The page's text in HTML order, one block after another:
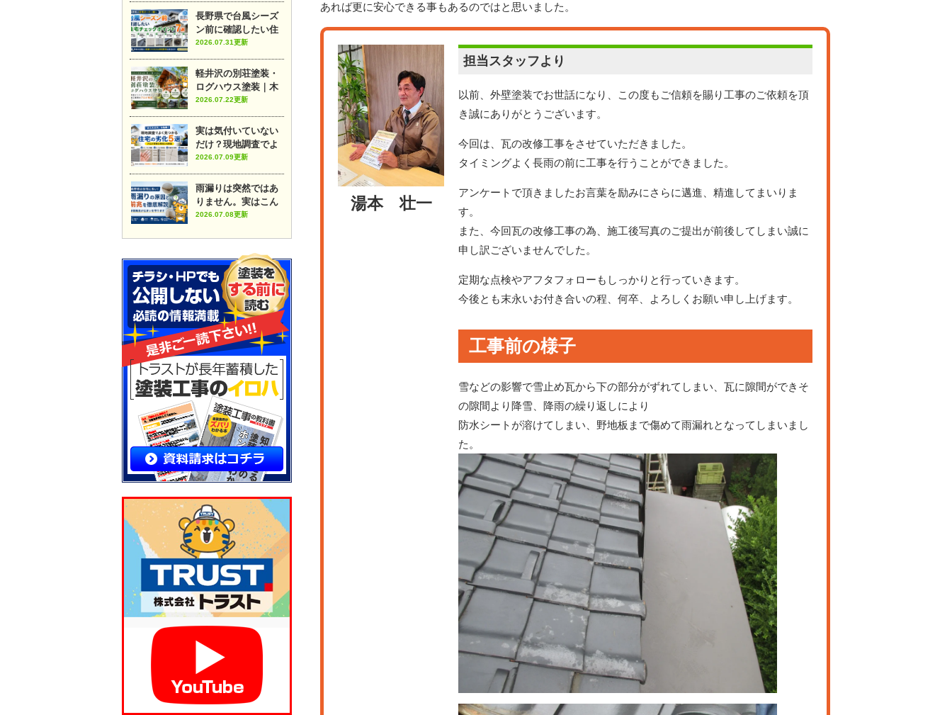
あれば更に安心できる事もあるのではと思いました。
湯本 壮一
担当スタッフより
以前、外壁塗装でお世話になり、この度もご信頼を賜り工事のご依頼を頂
き誠にありがとうございます。
今回は、瓦の改修工事をさせていただきました。
タイミングよく長雨の前に工事を行うことができました。
アンケートで頂きましたお言葉を励みにさらに邁進、精進してまいりま
す。
また、今回瓦の改修工事の為、施工後写真のご提出が前後してしまい誠に
申し訳ございませんでした。
定期な点検やアフタフォローもしっかりと行っていきます。
今後とも末永いお付き合いの程、何卒、よろしくお願い申し上げます。
工事前の様子
雪などの影響で雪止め瓦から下の部分がずれてしまい、瓦に隙間ができそ
の隙間より降雪、降雨の繰り返しにより
防水シートが溶けてしまい、野地板まで傷めて雨漏れとなってしまいまし
た。
長野県で台風シーズ
ン前に確認したい住
宅チェックポイント7
選
2026.07.31更新
軽井沢の別荘塗装・
ログハウス塗装｜木
部メンテナンスのポ
イントや施工事例を
プロが解説
2026.07.22更新
実は気付いていない
だけ？現地調査でよ
く見つかる住宅の劣
化5選
2026.07.09更新
雨漏りは突然ではあ
りません。実はこん
な前兆があります
2026.07.08更新